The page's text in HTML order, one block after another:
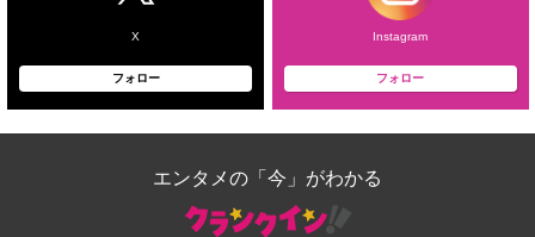
X
フォロー
Instagram
フォロー
エンタメの「今」がわかる